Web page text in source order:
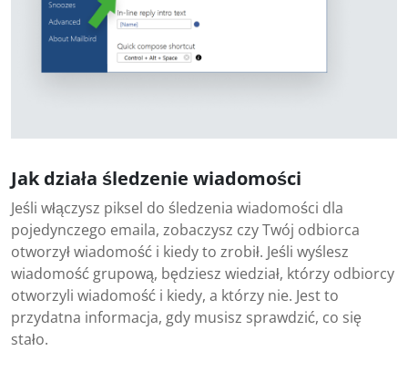
Jak działa śledzenie wiadomości
Jeśli włączysz piksel do śledzenia wiadomości dla
pojedynczego emaila, zobaczysz czy Twój odbiorca
otworzył wiadomość i kiedy to zrobił. Jeśli wyślesz
wiadomość grupową, będziesz wiedział, którzy odbiorcy
otworzyli wiadomość i kiedy, a którzy nie. Jest to
przydatna informacja, gdy musisz sprawdzić, co się
stało.